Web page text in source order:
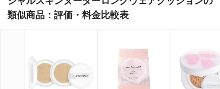
アルミニウム、ヘクトライトジステルジモ
ニウム、ステアリン酸、トリエトキシカプ
ール、フレグランス（パルファム）、リナ
ロール、リモネン、シトロネロール、ブチ
ルフェニルメチルプロピオン、ヘキシルシ
ンナムアルデヒド、アルファ-イソメチルイ
類似商品：評価・料金比較表